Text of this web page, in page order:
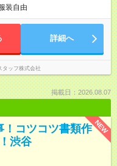
装自由
詳細へ
タッフ株式会社
掲載日：2026.08.07
NEW
！コツコツ書類作
渋谷